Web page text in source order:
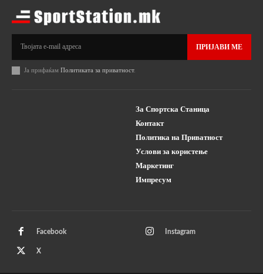
ПРИЈАВИ МЕ
Ја прифаќам Политиката за приватност.
За Спортска Станица
Контакт
Политика на Приватност
Услови за користење
Маркетинг
Импресум
Facebook Instagram
X